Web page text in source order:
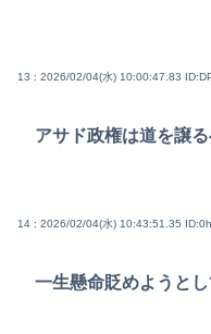
13 : 2026/02/04(水) 10:00:47.83
アサド政権は道を譲
14 : 2026/02/04(水) 10:43:51.35
一生懸命貶めようと